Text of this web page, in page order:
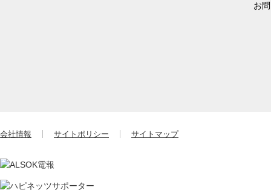
お
会社情報 サイトポリシー サイトマップ